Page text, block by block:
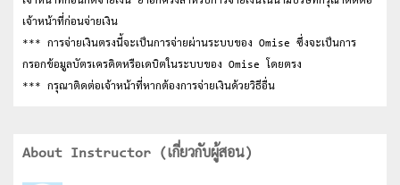
เจ้าหน้าที่ก่อนจ่ายเงิน
*** การจ่ายเงินตรงนี้จะเป็นการจ่ายผ่านระบบของ Omise ซึ่งจะเป็นการ
กรอกข้อมูลบัตรเครดิตหรือเดบิตในระบบของ Omise โดยตรง
*** กรุณาติดต่อเจ้าหน้าที่หากต้องการจ่ายเงินด้วยวิธีอื่น
About Instructor (เกี่ยวกับผู้สอน)